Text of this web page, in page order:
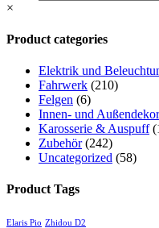
×
Product categories
Elektrik und
Fahrwerk (210)
Felgen (6)
Innen- und
Karosserie & Auspuff
Zubehör (242)
Uncategorized (58)
Product Tags
Elaris Pio Zhidou D2